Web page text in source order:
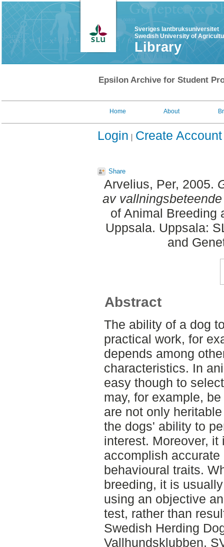
Sveriges lantbruksuniversitet
Swedish University of
Library
Epsilon Archive for Student
Home About
Login Create Account
Share
Arvelius, Per, 2005.
av
of Animal Breeding
Uppsala. Uppsala:
and
Abstract
The ability of a dog
practical work, for
depends among
characteristics. In
easy though to
may, for example,
are not only
the dogs' ability to
interest. Moreover,
accomplish
behavioural traits.
breeding, it is
using an objective
test, rather than
Swedish Herding
Vallhundsklubben,